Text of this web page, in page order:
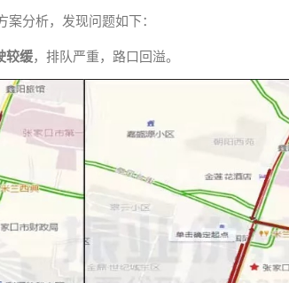
分析，发现问题如下：
较缓，排队严重，路口回溢。